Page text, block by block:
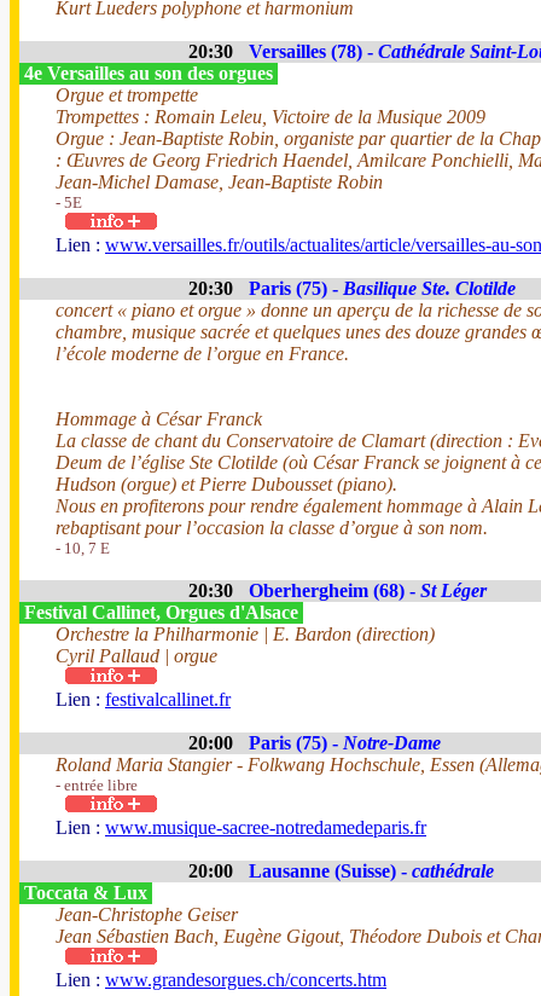
Kurt Lueders polyphone et harmonium
20:30 Versailles (78) - Cathédrale Saint-
4e Versailles au son des orgues
Orgue et trompette
Trompettes : Romain Leleu, Victoire de la Musique 2009
Orgue : Jean-Baptiste Robin, organiste par quartier de la
: Œuvres de Georg Friedrich Haendel, Amilcare Ponchielli,
Jean-Michel Damase, Jean-Baptiste Robin
- 5E
Lien : www.versailles.fr/outils/actualites/article/versailles-au-
20:30 Paris (75) - Basilique Ste. Clotilde
concert « piano et orgue » donne un aperçu de la richesse de
chambre, musique sacrée et quelques unes des douze
l’école moderne de l’orgue en France.
Hommage à César Franck
La classe de chant du Conservatoire de Clamart (direction :
Deum de l’église Ste Clotilde (où César Franck se joignent à
Hudson (orgue) et Pierre Dubousset (piano).
Nous en profiterons pour rendre également hommage à Alain
rebaptisant pour l’occasion la classe d’orgue à son nom.
- 10, 7 E
20:30 Oberhergheim (68) - St Léger
Festival Callinet, Orgues d'Alsace
Orchestre la Philharmonie | E. Bardon (direction)
Cyril Pallaud | orgue
Lien : festivalcallinet.fr
20:00 Paris (75) - Notre-Dame
Roland Maria Stangier - Folkwang Hochschule, Essen
- entrée libre
Lien : www.musique-sacree-notredamedeparis.fr
20:00 Lausanne (Suisse) - cathédrale
Toccata & Lux
Jean-Christophe Geiser
Jean Sébastien Bach, Eugène Gigout, Théodore Dubois et
Lien : www.grandesorgues.ch/concerts.htm